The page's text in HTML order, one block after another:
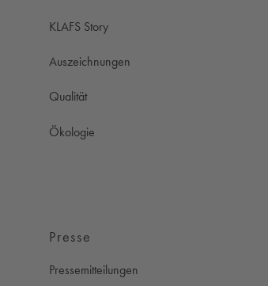
KLAFS Story
Auszeichnungen
Qualität
Ökologie
Presse
Pressemitteilungen